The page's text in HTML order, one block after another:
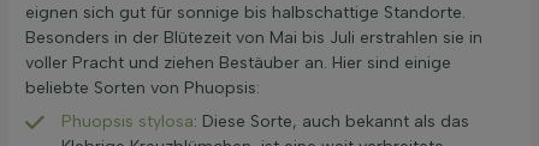
eignen sich gut für sonnige bis halbschattige Standorte.
Besonders in der Blütezeit von Mai bis Juli erstrahlen sie in
voller Pracht und ziehen Bestäuber an. Hier sind einige
beliebte Sorten von Phuopsis:
Phuopsis stylosa: Diese Sorte, auch bekannt als das